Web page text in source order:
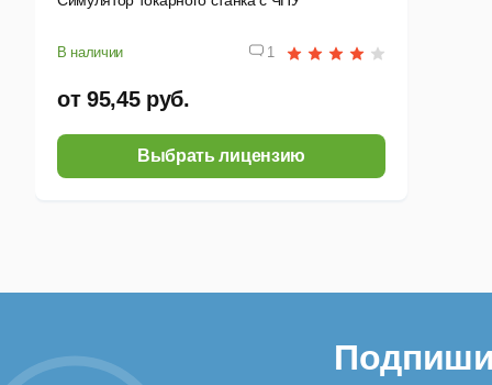
В наличии 1
от 95,45 руб.
Выбрать лицензию